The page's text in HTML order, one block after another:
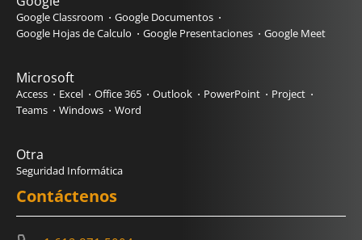
Google Classroom
Google Documentos
Google Hojas de Calculo
Google Presentaciones Google Meet
Microsoft
Access Excel Office 365 Outlook PowerPoint
Project
Teams
Windows Word
Otra
Seguridad Informática
Contáctenos